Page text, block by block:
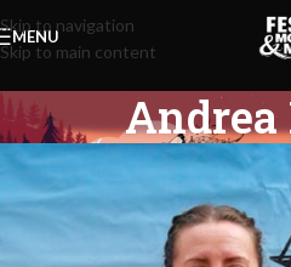
Skip to navigation
Skip to main content
MENU
Andrea